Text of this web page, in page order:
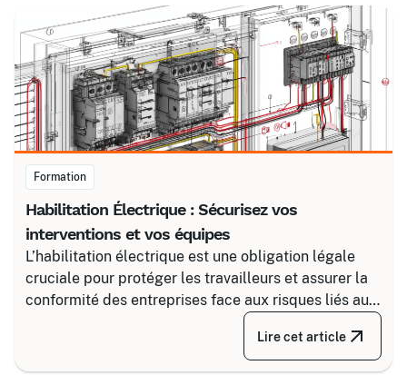
Formation
Habilitation Électrique : Sécurisez vos
interventions et vos équipes
L’habilitation électrique est une obligation légale
cruciale pour protéger les travailleurs et assurer la
conformité des entreprises face aux risques liés au
courant. Certalis vous accompagne avec des
formations sur-mesure, initiales ou de recyclage,
pour maîtriser tous les niveaux de sécurité, du
Lire cet article